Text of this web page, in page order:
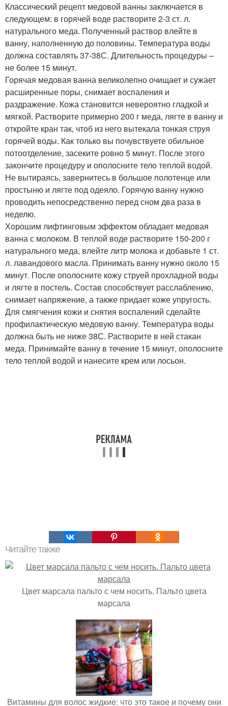
Классический рецепт медовой ванны заключается в
следующем: в горячей воде растворите 2-3 ст. л.
натурального меда. Полученный раствор влейте в
ванну, наполненную до половины. Температура воды
должна составлять 37-38С. Длительность процедуры –
не более 15 минут.
Горячая медовая ванна великолепно очищает и сужает
расширенные поры, снимает воспаления и
раздражение. Кожа становится невероятно гладкой и
мягкой. Растворите примерно 200 г меда, лягте в ванну и
откройте кран так, чтоб из него вытекала тонкая струя
горячей воды. Как только вы почувствуете обильное
потоотделение, засеките ровно 5 минут. После этого
закончите процедуру и ополосните тело теплой водой.
Не вытираясь, завернитесь в большое полотенце или
простыню и лягте под одеяло. Горячую ванну нужно
проводить непосредственно перед сном два раза в
неделю.
Хорошим лифтинговым эффектом обладает медовая
ванна с молоком. В теплой воде растворите 150-200 г
натурального меда, влейте литр молока и добавьте 1 ст.
л. лавандового масла. Принимать ванну нужно около 15
минут. После ополосните кожу струей прохладной воды
и лягте в постель. Состав способствует расслаблению,
снимает напряжение, а также придает коже упругость.
Для смягчения кожи и снятия воспалений сделайте
профилактическую медовую ванну. Температура воды
должна быть не ниже 38С. Растворите в ней стакан
меда. Принимайте ванну в течение 15 минут, ополосните
тело теплой водой и нанесите крем или лосьон.
Читайте также
Цвет марсала пальто с чем носить. Пальто цвета
марсала
Витамины для волос жидкие: что это такое и почему они